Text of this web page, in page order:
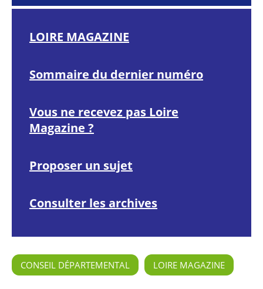
LOIRE MAGAZINE
Sommaire du dernier numéro
Vous ne recevez pas Loire
Magazine ?
Proposer un sujet
Consulter les archives
CONSEIL DÉPARTEMENTAL LOIRE MAGAZINE